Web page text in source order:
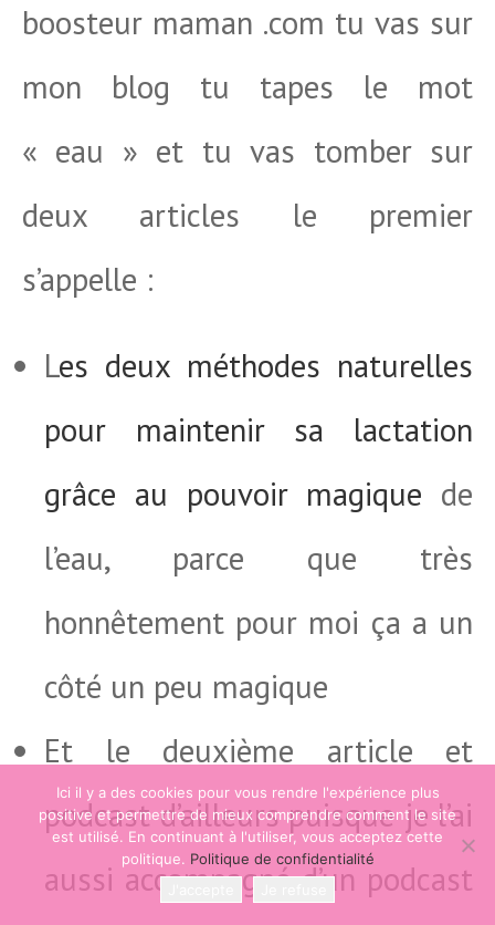
boosteur maman .com tu vas sur
mon blog tu tapes le mot
« eau » et tu vas tomber sur
deux articles le premier
s’appelle :
Les deux méthodes naturelles
pour maintenir sa lactation
grâce au pouvoir magique de
l’eau, parce que très
honnêtement pour moi ça a un
côté un peu magique
Et le deuxième article et
podcast d’ailleurs puisque je l’ai
aussi accompagné d’un podcast
Ici il y a des cookies pour vous rendre l'expérience plus
positive et permettre de mieux comprendre comment le site
est utilisé. En continuant à l'utiliser, vous acceptez cette
politique. Politique de confidentialité